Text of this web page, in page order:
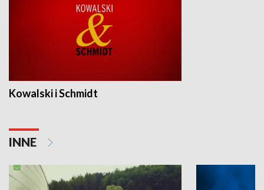
Kowalski i Schmidt
INNE